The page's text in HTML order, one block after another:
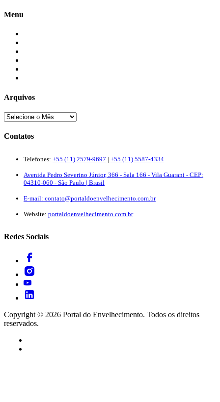
Menu
Arquivos
Contatos
Telefones: +55 (11) 2579-9697 | +55 (11) 5587-4334
Avenida Pedro Severino Júnior, 366 - Sala 166 - Vila Guarani - CEP:
04310-060 - São Paulo | Brasil
E-mail: contato@portaldoenvelhecimento.com.br
Website: portaldoenvelhecimento.com.br
Redes Sociais
Copyright © 2026 Portal do Envelhecimento. Todos os direitos
reservados.